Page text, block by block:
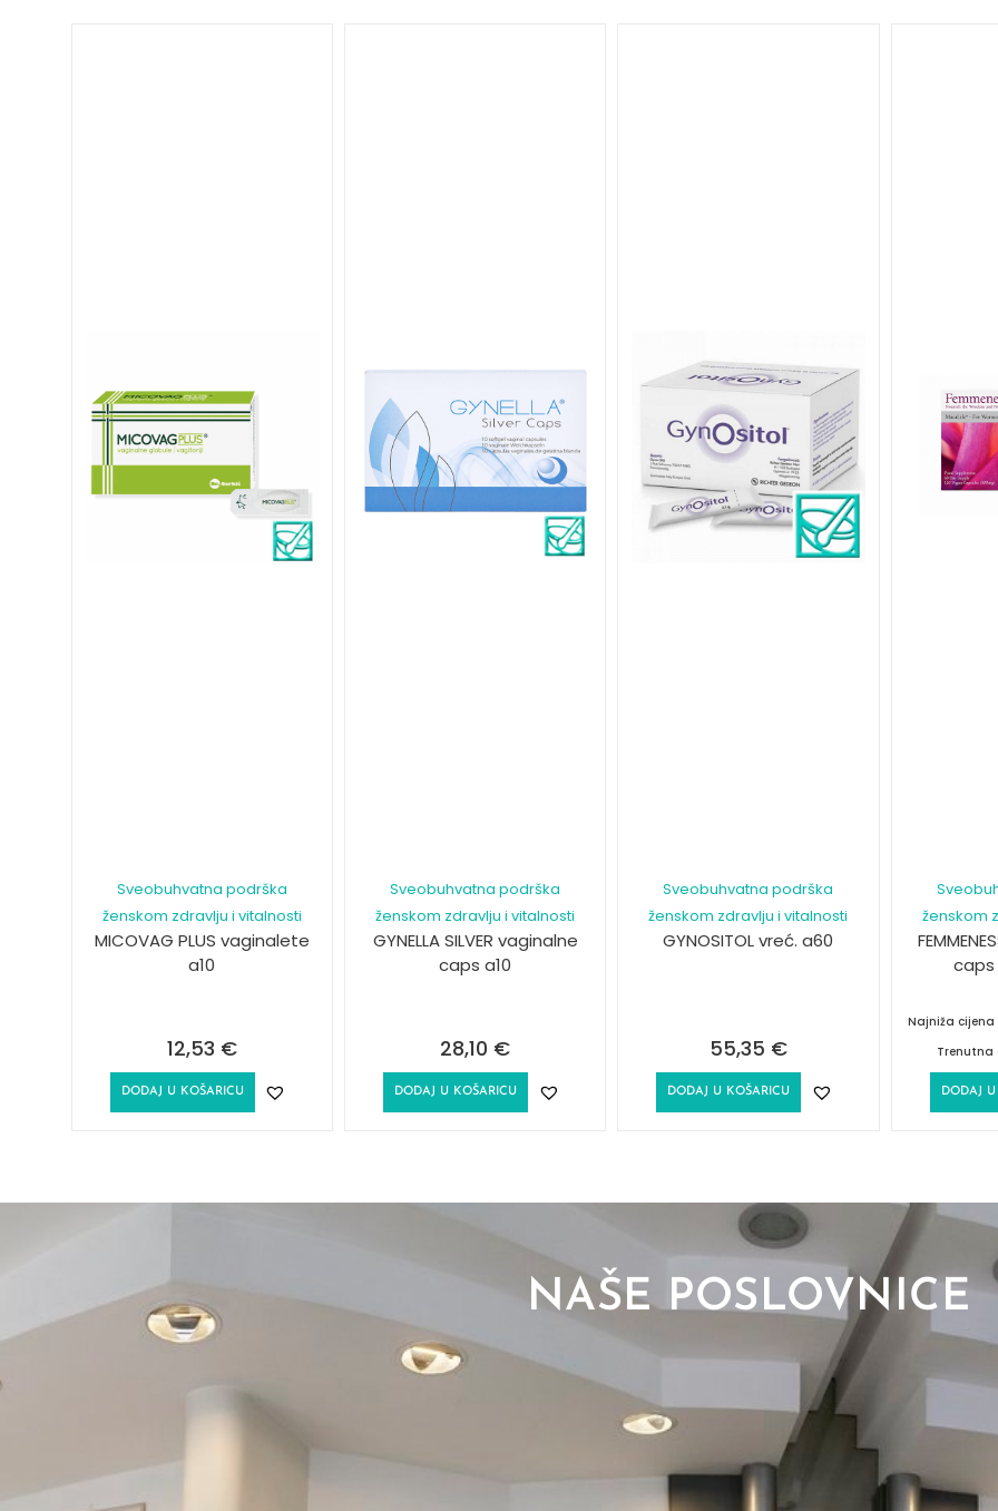
Sveobuhvatna podrška
ženskom zdravlju i vitalnosti
MICOVAG PLUS vaginalete
a10
12,53 €
DODAJ U KOŠARICU
Sveobuhvatna podrška
ženskom zdravlju i vitalnosti
GYNELLA SILVER vaginalne
caps a10
28,10 €
DODAJ U KOŠARICU
Sveobuhvatna podrška
ženskom zdravlju i vitalnosti
GYNOSITOL vreć. a60
55,35 €
DODAJ U KOŠARICU
ženskom
caps
Najniža
DODAJ
NAŠE POSLOVNICE